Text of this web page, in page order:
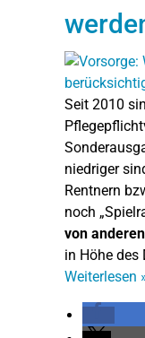
Seit 2010
niedriger
Rentnern
noch
von
in Höhe des
Weiterlesen